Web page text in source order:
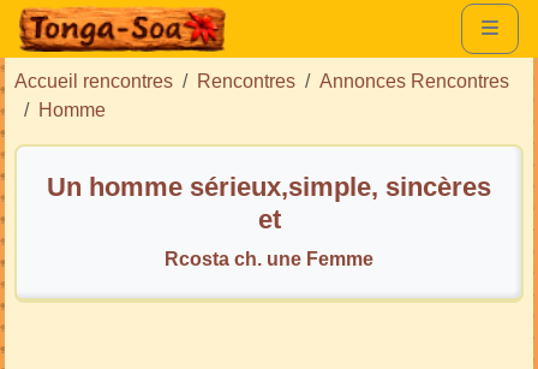
Accueil rencontres Rencontres
Annonces Rencontres
Homme
Un homme sérieux,simple, sincères
et
Rcosta ch. une Femme